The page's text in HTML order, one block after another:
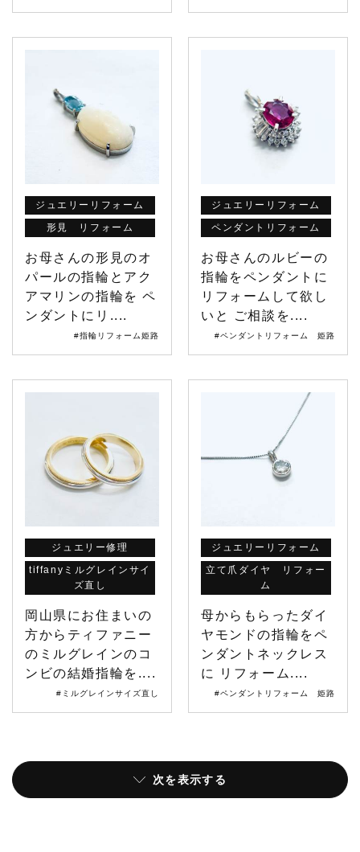
ジュエリーリフォーム
形見 リフォーム
お母さんの形見のオ
パールの指輪とアク
アマリンの指輪を ペ
ンダントにリ....
#指輪リフォーム姫路
ジュエリーリフォーム
ペンダントリフォーム
お母さんのルビーの
指輪をペンダントに
リフォームして欲し
いと ご相談を....
#ペンダントリフォーム 姫路
ジュエリー修理
tiffanyミルグレインサイ
ズ直し
岡山県にお住まいの
方からティファニー
のミルグレインのコ
ンビの結婚指輪を....
#ミルグレインサイズ直し
ジュエリーリフォーム
立て爪ダイヤ リフォー
ム
母からもらったダイ
ヤモンドの指輪をペ
ンダントネックレス
に リフォーム....
#ペンダントリフォーム 姫路
次を表示する